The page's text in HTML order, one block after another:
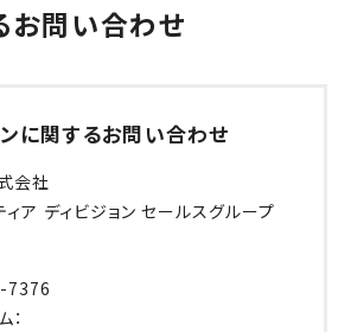
お問い合わせ
に関するお問い合わせ
会社
ィア ディビジョン セールスグループ
7376
：